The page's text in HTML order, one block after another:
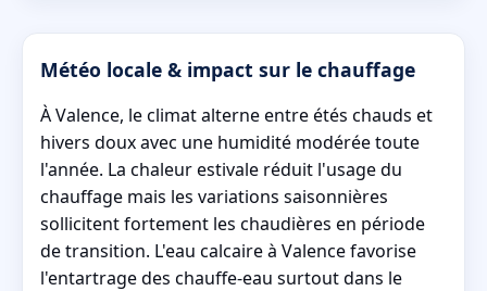
Météo locale & impact sur le chauffage
À Valence, le climat alterne entre étés chauds et
hivers doux avec une humidité modérée toute
l'année. La chaleur estivale réduit l'usage du
chauffage mais les variations saisonnières
sollicitent fortement les chaudières en période
de transition. L'eau calcaire à Valence favorise
l'entartrage des chauffe-eau surtout dans le